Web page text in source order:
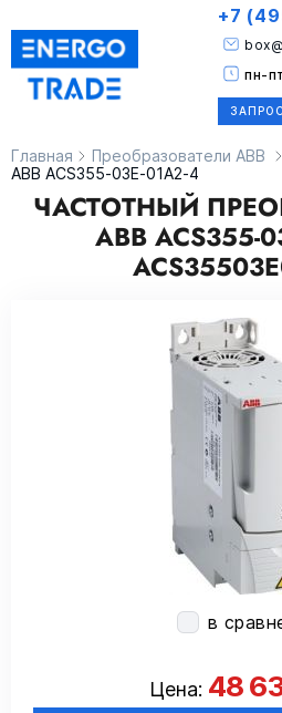
+7
пн-
Главная Преобразователи ABB
ABB ACS355-03E-01A2-4
ЧАСТОТНЫЙ
ABB ACS355-
в
Цена: 48